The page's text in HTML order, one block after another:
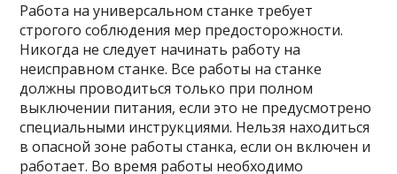
Работа на универсальном станке требует
строгого соблюдения мер предосторожности.
Никогда не следует начинать работу на
неисправном станке. Все работы на станке
должны проводиться только при полном
выключении питания, если это не предусмотрено
специальными инструкциями. Нельзя находиться
в опасной зоне работы станка, если он включен и
работает. Во время работы необходимо